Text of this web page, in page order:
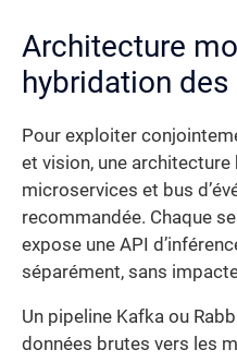
Architecture
hybridation
Pour exploiter
et vision, une
microservices et bus
recommandée. Chaque
expose une API
séparément, sans
Un pipeline Kafka ou
données brutes vers les